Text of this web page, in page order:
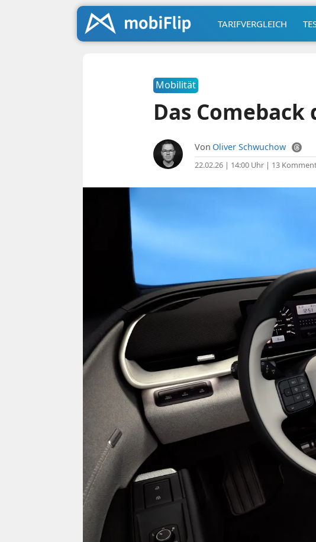
TARIFVERGLEICH
Mobilität
Das
Von Oliver Schwuchow
22.02.26 | 14:00 Uhr| 13